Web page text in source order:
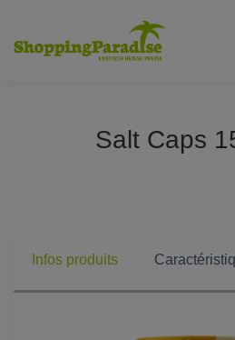
Salt Caps
Infos produits